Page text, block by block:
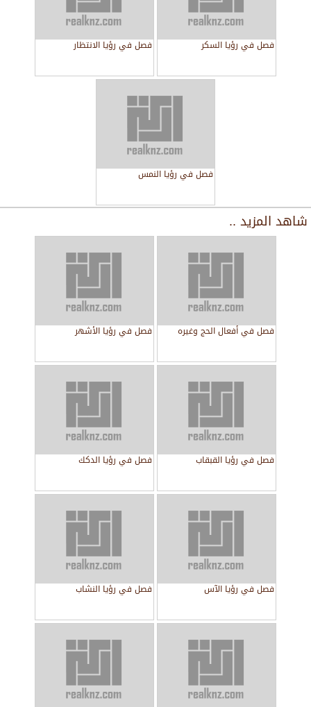
فصل في رؤيا السكر فصل في رؤيا الانتظار
فصل في رؤيا النمس
شاهد المزيد ..
فصل في أفعال الحج وغيره فصل في رؤيا الأشهر
فصل في رؤيا القبقاب فصل في رؤيا الدكك
فصل في رؤيا الآس فصل في رؤيا النشاب